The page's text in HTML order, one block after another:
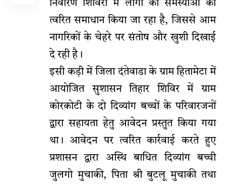
निवारण शिविरों में लोगों की समस्याओं का
त्वरित समाधान किया जा रहा है, जिससे आम
नागरिकों के चेहरे पर संतोष और खुशी दिखाई
दे रही है।
इसी कड़ी में जिला दंतेवाडा के ग्राम हितामेटा में
आयोजित सुशासन तिहार शिविर में ग्राम
कोरकोटी के दो दिव्यांग बच्चों के परिवारजनों
द्वारा सहायता हेतु आवेदन प्रस्तुत किया गया
था। आवेदन पर त्वरित कार्रवाई करते हुए
प्रशासन द्वारा अस्थि बाधित दिव्यांग बच्ची
जुलगो मुचाकी, पिता श्री बुटलू मुचाकी तथा